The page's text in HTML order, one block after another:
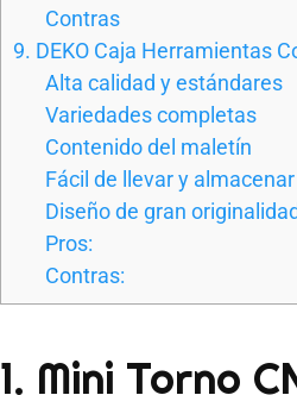
Contras
9. DEKO Caja Herramientas
Alta calidad y estándares
Variedades completas
Contenido del maletín
Fácil de llevar y almacenar
Diseño de gran
Pros:
Contras:
1. Mini Torno